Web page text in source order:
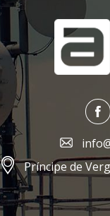
;
Príncipe de